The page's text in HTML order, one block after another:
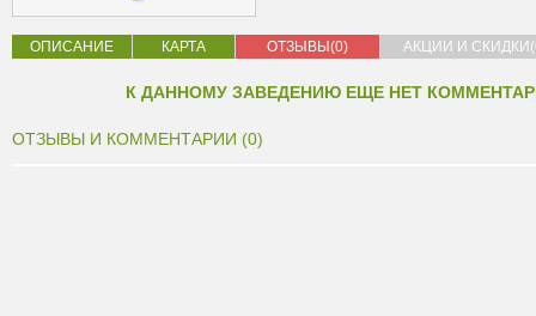
ОПИСАНИЕ КАРТА ОТЗЫВЫ(0) АКЦИИ И
К ДАННОМУ ЗАВЕДЕНИЮ ЕЩЕ НЕТ
ОТЗЫВЫ И КОММЕНТАРИИ (0)